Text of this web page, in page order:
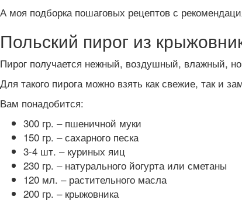
А моя подборка пошаговых рецептов с
Польский пирог из
Пирог получается нежный, воздушный, влажный,
Для такого пирога можно взять как свежие, так и
Вам понадобится:
300 гр. – пшеничной муки
150 гр. – сахарного песка
3-4 шт. – куриных яиц
230 гр. – натурального йогурта или сметаны
120 мл. – растительного масла
200 гр. – крыжовника